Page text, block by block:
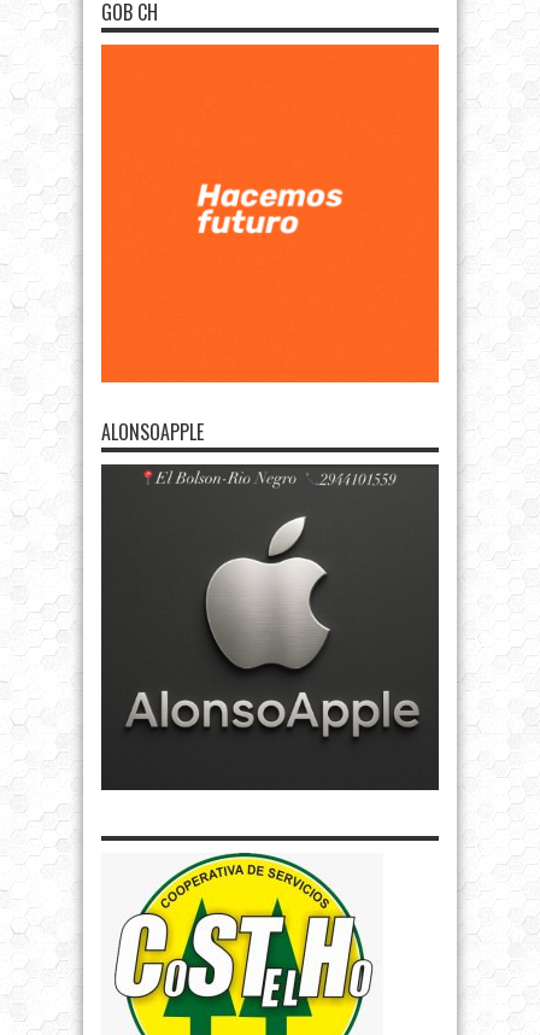
GOB CH
ALONSOAPPLE